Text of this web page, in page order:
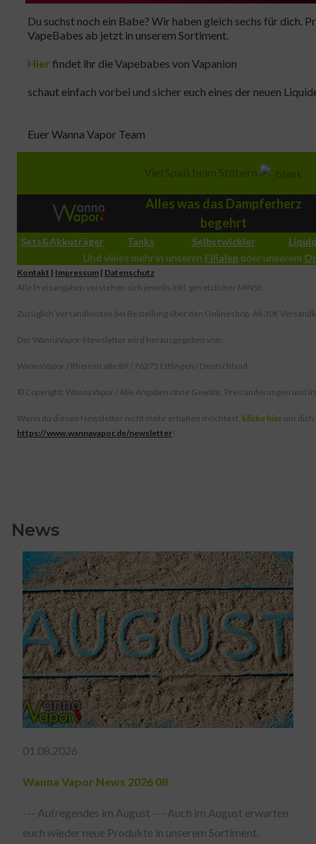
Du suchst noch ein Babe? Wir haben gleich sechs für dich.
VapeBabes ab jetzt in unserem Sortiment.
Hier findet ihr die Vapebabes von Vapanion
schaut einfach vorbei und sicher euch eines der neuen
Euer Wanna Vapor Team
Viel Spaß beim Stöbern.
Alles was das Dampferherz
begehrt
Sets&Akkuträger Tanks Selbstwickler
Und vieles mehr in unseren Filialen oder unserem
Kontakt | Impressum | Datenschutz
Alle Preisangaben verstehen sich jeweils inkl. gesetzlicher MWSt.
Zuzüglich Versandkosten bei Bestellung über den Onlineshop. Ab 30€
Der WannaVapor-Newsletter wird herausgegeben von:
WannaVapor / Rheinstraße 89 / 76275 Ettlingen / Deutschland
© Copyright: WannaVapor / Alle Angaben ohne Gewähr, Preisänderungen und
Wenn du diesen Newsletter nicht mehr erhalten möchtest, klicke hier um
https://www.wannavapor.de/newsletter!
News
01.08.2026
Wanna Vapor News 2026 08
--- Aufregendes im August --- Auch im August erwarten
euch wieder neue Produkte in unserem Sortiment.